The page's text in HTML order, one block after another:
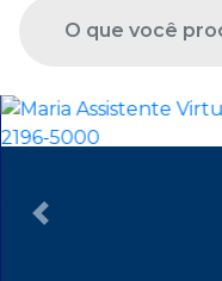
Previous